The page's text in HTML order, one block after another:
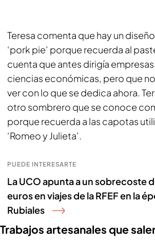
Teresa comenta que hay un
‘pork pie’ porque recuerda al
cuenta que antes dirigía
ciencias económicas, pero que
ver con lo que se dedica ahora.
otro sombrero que se conoce
porque recuerda a las capotas
‘Romeo y Julieta’.
PUEDE INTERESARTE
La UCO apunta a un sobrecoste
euros en viajes de la RFEF en la
Rubiales
Trabajos artesanales que